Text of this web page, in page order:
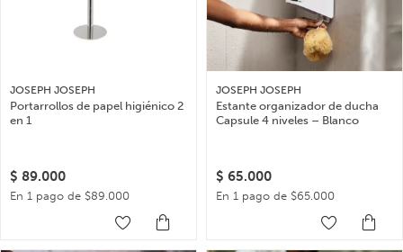
JOSEPH JOSEPH
Portarrollos de papel higiénico 2
en 1
$ 89.000
En 1 pago de $89.000
JOSEPH JOSEPH
Estante organizador de ducha
Capsule 4 niveles – Blanco
$ 65.000
En 1 pago de $65.000